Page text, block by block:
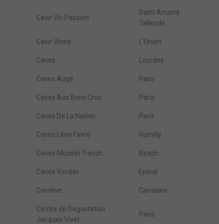
Cave Vin Passion
Saint Amand
Tallende
Cave Vinea L'Union
Caves Lourdes
Caves Augé Paris
Caves Aux Bons Crus Paris
Caves De La Nation Paris
Caves Léon Favre Rumilly
Caves Musslin Tresch Illzach
Caves Verdier Epinal
Cavolive Cavalaire
Centre de Degustation
Jacques Vivet
Paris